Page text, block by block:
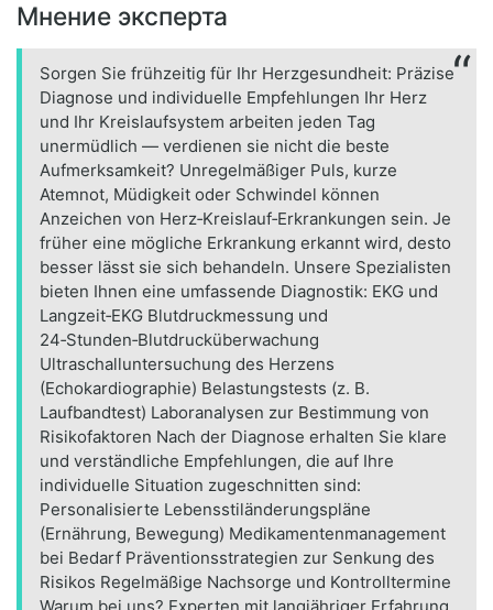
Мнение эксперта
Sorgen Sie frühzeitig für Ihr Herzgesundheit: Präzise
Diagnose und individuelle Empfehlungen Ihr Herz
und Ihr Kreislaufsystem arbeiten jeden Tag
unermüdlich — verdienen sie nicht die beste
Aufmerksamkeit? Unregelmäßiger Puls, kurze
Atemnot, Müdigkeit oder Schwindel können
Anzeichen von Herz‑Kreislauf‑Erkrankungen sein. Je
früher eine mögliche Erkrankung erkannt wird, desto
besser lässt sie sich behandeln. Unsere Spezialisten
bieten Ihnen eine umfassende Diagnostik: EKG und
Langzeit‑EKG Blutdruckmessung und
24‑Stunden‑Blutdrucküberwachung
Ultraschalluntersuchung des Herzens
(Echokardiographie) Belastungstests (z. B.
Laufbandtest) Laboranalysen zur Bestimmung von
Risikofaktoren Nach der Diagnose erhalten Sie klare
und verständliche Empfehlungen, die auf Ihre
individuelle Situation zugeschnitten sind:
Personalisierte Lebensstiländerungspläne
(Ernährung, Bewegung) Medikamentenmanagement
bei Bedarf Präventionsstrategien zur Senkung des
Risikos Regelmäßige Nachsorge und Kontrolltermine